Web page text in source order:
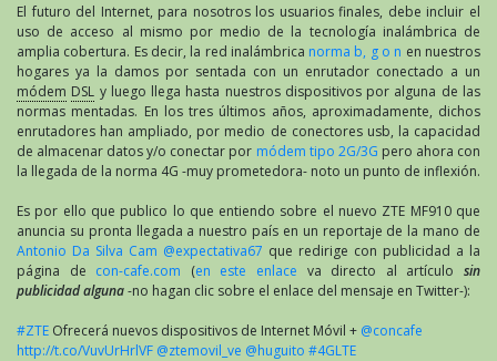
El futuro del Internet, para nosotros los usuarios finales, debe incluir el
uso de acceso al mismo por medio de la tecnología inalámbrica de
amplia cobertura. Es decir, la red inalámbrica norma b, g o n en nuestros
hogares ya la damos por sentada con un enrutador conectado a un
módem DSL y luego llega hasta nuestros dispositivos por alguna de las
normas mentadas. En los tres últimos años, aproximadamente, dichos
enrutadores han ampliado, por medio de conectores usb, la capacidad
de almacenar datos y/o conectar por módem tipo 2G/3G pero ahora con
la llegada de la norma 4G -muy prometedora- noto un punto de inflexión.
Es por ello que publico lo que entiendo sobre el nuevo ZTE MF910 que
anuncia su pronta llegada a nuestro país en un reportaje de la mano de
Antonio Da Silva Cam @expectativa67 que redirige con publicidad a la
página de con-cafe.com (en este enlace va directo al artículosin
publicidad alguna-no hagan clic sobre el enlace del mensaje en Twitter-):
#ZTE Ofrecerá nuevos dispositivos de Internet Móvil + @concafe
http://t.co/VuvUrHrlVF @ztemovil_ve @huguito #4GLTE